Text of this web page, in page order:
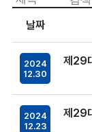
날짜
2024
12.30
제29
2024
12.23